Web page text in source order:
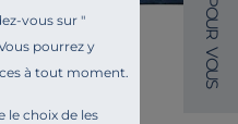
vous sur "
Vous pourrez y
à tout moment.
le choix de lesOURSON
O
U
R
V
O
U
S